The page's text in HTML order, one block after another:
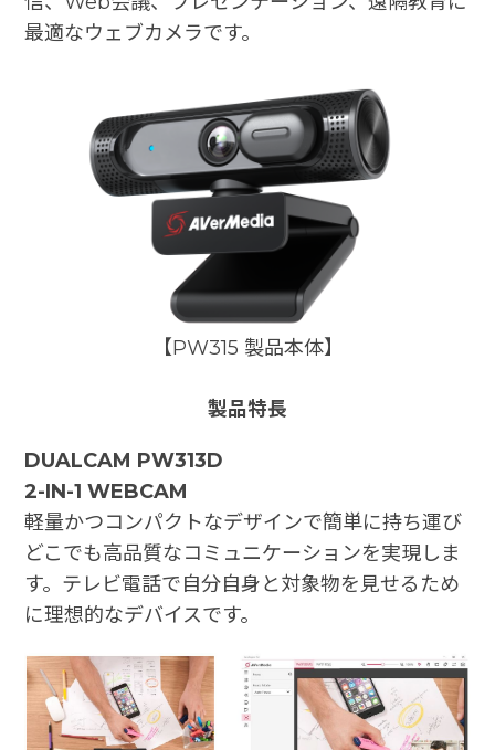
最適なウェブカメラです。
【PW315 製品本体】
製品特長
DUALCAM PW313D
2-IN-1 WEBCAM
軽量かつコンパクトなデザインで簡単に持ち運び
どこでも高品質なコミュニケーションを実現しま
す。テレビ電話で自分自身と対象物を見せるため
に理想的なデバイスです。